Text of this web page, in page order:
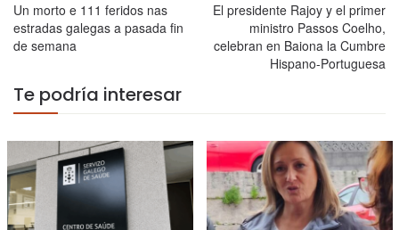
Un morto e 111 feridos nas
estradas galegas a pasada fin
de semana
El presidente Rajoy y el primer
ministro Passos Coelho,
celebran en Baiona la Cumbre
Hispano-Portuguesa
Te podría interesar